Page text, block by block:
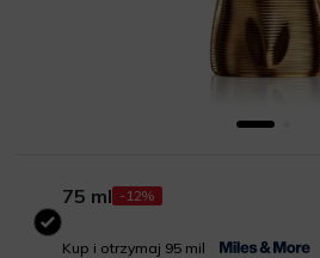
75 ml
75 ml -12%
Kup i otrzymaj 95 mil